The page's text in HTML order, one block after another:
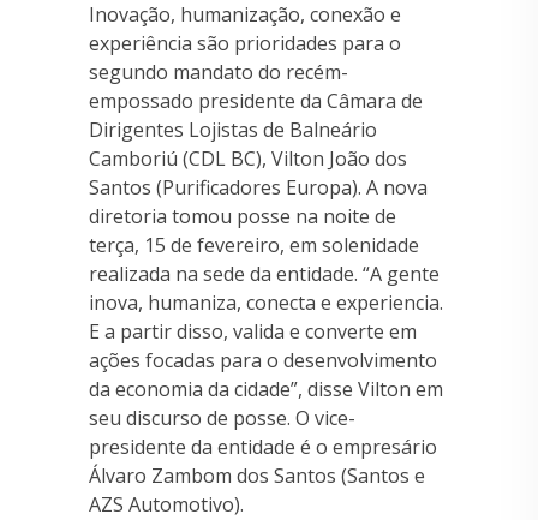
Inovação, humanização, conexão e
experiência são prioridades para o
segundo mandato do recém-
empossado presidente da Câmara de
Dirigentes Lojistas de Balneário
Camboriú (CDL BC), Vilton João dos
Santos (Purificadores Europa). A nova
diretoria tomou posse na noite de
terça, 15 de fevereiro, em solenidade
realizada na sede da entidade. “A gente
inova, humaniza, conecta e experiencia.
E a partir disso, valida e converte em
ações focadas para o desenvolvimento
da economia da cidade”, disse Vilton em
seu discurso de posse. O vice-
presidente da entidade é o empresário
Álvaro Zambom dos Santos (Santos e
AZS Automotivo).